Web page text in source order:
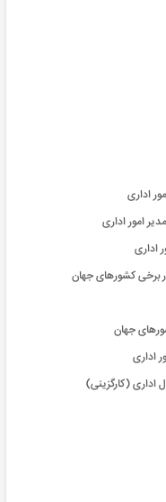
اداری
امور اداری
اداری
برخی کشورهای جهان
جهان
اداری
اداری (کارگزینی)